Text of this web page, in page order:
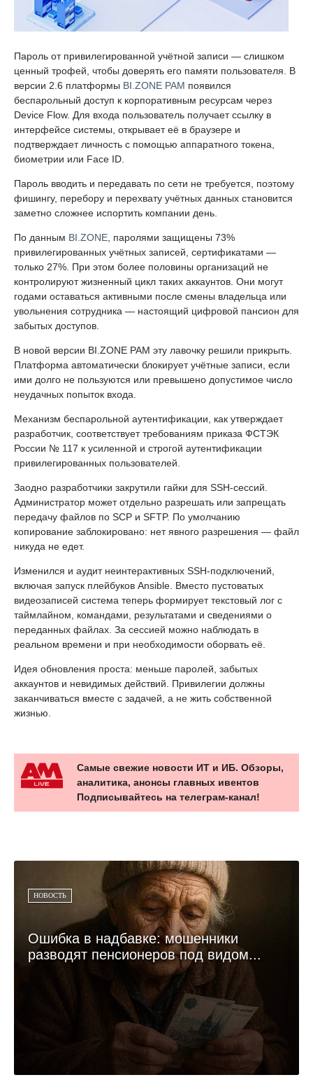
Пароль от привилегированной учётной записи — слишком
ценный трофей, чтобы доверять его памяти пользователя. В
версии 2.6 платформы BI.ZONE PAM появился
беспарольный доступ к корпоративным ресурсам через
Device Flow. Для входа пользователь получает ссылку в
интерфейсе системы, открывает её в браузере и
подтверждает личность с помощью аппаратного токена,
биометрии или Face ID.
Пароль вводить и передавать по сети не требуется, поэтому
фишингу, перебору и перехвату учётных данных становится
заметно сложнее испортить компании день.
По данным BI.ZONE, паролями защищены 73%
привилегированных учётных записей, сертификатами —
только 27%. При этом более половины организаций не
контролируют жизненный цикл таких аккаунтов. Они могут
годами оставаться активными после смены владельца или
увольнения сотрудника — настоящий цифровой пансион для
забытых доступов.
В новой версии BI.ZONE PAM эту лавочку решили прикрыть.
Платформа автоматически блокирует учётные записи, если
ими долго не пользуются или превышено допустимое число
неудачных попыток входа.
Механизм беспарольной аутентификации, как утверждает
разработчик, соответствует требованиям приказа ФСТЭК
России № 117 к усиленной и строгой аутентификации
привилегированных пользователей.
Заодно разработчики закрутили гайки для SSH-сессий.
Администратор может отдельно разрешать или запрещать
передачу файлов по SCP и SFTP. По умолчанию
копирование заблокировано: нет явного разрешения — файл
никуда не едет.
Изменился и аудит неинтерактивных SSH-подключений,
включая запуск плейбуков Ansible. Вместо пустоватых
видеозаписей система теперь формирует текстовый лог с
таймлайном, командами, результатами и сведениями о
переданных файлах. За сессией можно наблюдать в
реальном времени и при необходимости оборвать её.
Идея обновления проста: меньше паролей, забытых
аккаунтов и невидимых действий. Привилегии должны
заканчиваться вместе с задачей, а не жить собственной
жизнью.
Самые свежие новости ИТ и ИБ. Обзоры,
аналитика, анонсы главных ивентов
Подписывайтесь на телеграм-канал!
НОВОСТЬ
Ошибка в надбавке: мошенники
разводят пенсионеров под видом...